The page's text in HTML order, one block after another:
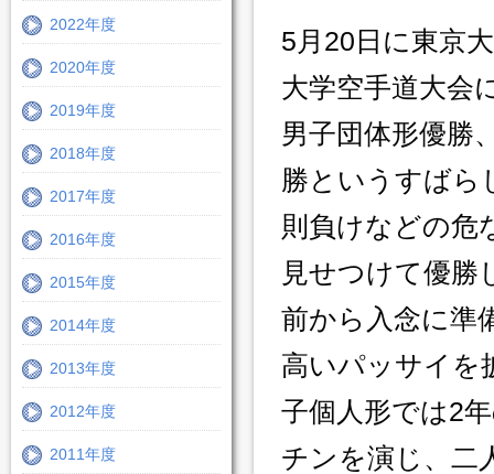
2022年度
2020年度
2019年度
2018年度
2017年度
2016年度
2015年度
2014年度
2013年度
2012年度
2011年度
5月20日に東京
大学空手道大会
男子団体形優勝
勝というすばら
則負けなどの危
見せつけて優勝
前から入念に準
高いパッサイを
子個人形では2
チンを演じ、二